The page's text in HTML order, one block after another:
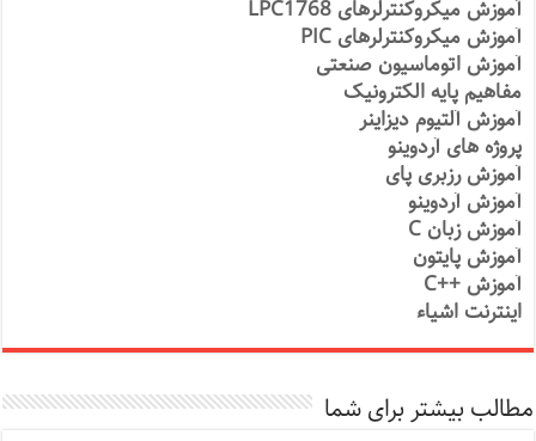
آموزش میکروکنترلرهای LPC1768
آموزش میکروکنترلرهای PIC
آموزش اتوماسیون صنعتی
مفاهیم پایه الکترونیک
آموزش آلتیوم دیزاینر
پروژه های آردوینو
آموزش رزبری پای
آموزش آردوینو
آموزش زبان C
آموزش پایتون
آموزش ++C
اینترنت اشیاء
مطالب بیشتر برای شما